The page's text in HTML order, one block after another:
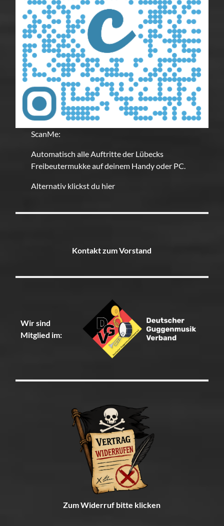
ScanMe:
Automatisch alle Auftritte der Lübecks
Freibeutermukke auf deinem Handy oder PC.
Alternativ klickst du hier
Kontakt zum Vorstand
Wir sind
Mitglied im:
Zum Widerruf bitte klicken